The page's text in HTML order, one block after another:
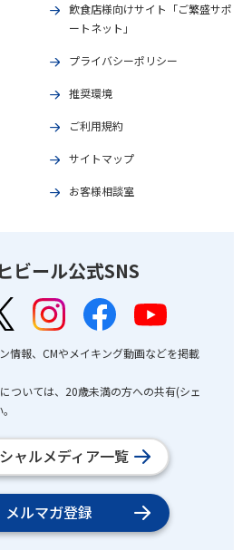
飲食店様向けサイト「ご繁盛サポ
ートネット」
プライバシーポリシー
推奨環境
ご利用規約
サイトマップ
お客様相談室
ビール公式SNS
情報、CMやメイキング動画などを掲載
ついては、20歳未満の方への共有(シェ
ャルメディア一覧
メルマガ登録